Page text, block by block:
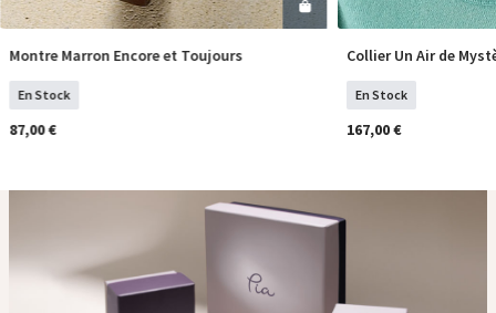
COMMANDER
Montre Marron Encore et Toujours
En Stock
87,00 €
Collier Un Air de
En Stock
167,00 €